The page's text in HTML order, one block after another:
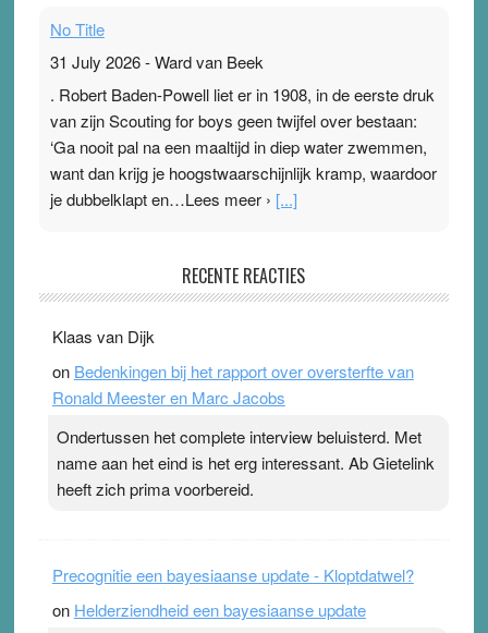
No Title
31 July 2026-Ward van Beek
. Robert Baden-Powell liet er in 1908, in de eerste druk
van zijn Scouting for boys geen twijfel over bestaan:
‘Ga nooit pal na een maaltijd in diep water zwemmen,
want dan krijg je hoogstwaarschijnlijk kramp, waardoor
je dubbelklapt en…Lees meer › [...]
Ward van Beek
topsporters. Ze hopen ermee hun hartslag te verlagen
terwijl ze meer zuurstof opnemen. Daarop heeft zo’n
pleister geen effect. Maar het gevoel ‘makkelijker te
Pleisterplakkers in de topspsort ›[...]
RECENTE REACTIES
Klaas van Dijk
on Bedenkingen bij het rapport over oversterfte van
Ronald Meester en Marc Jacobs
Ondertussen het complete interview beluisterd. Met
name aan het eind is het erg interessant. Ab Gietelink
heeft zich prima voorbereid.
Precognitie een bayesiaanse update - Kloptdatwel?
on Helderziendheid een bayesiaanse update